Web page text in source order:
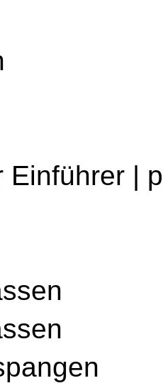
Einführer |